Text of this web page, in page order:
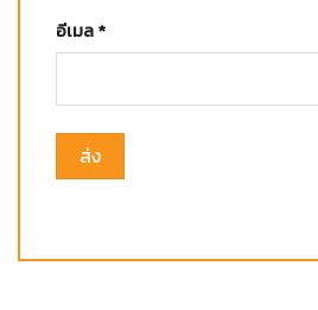
อีเมล*